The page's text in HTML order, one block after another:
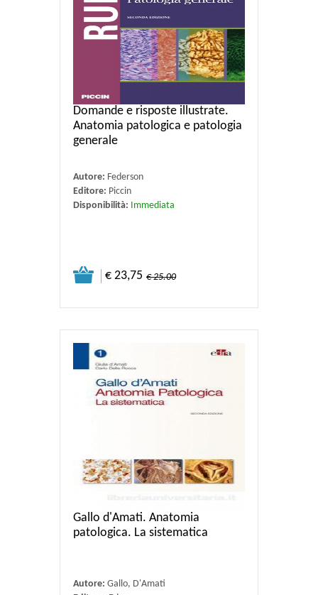
Domande e risposte illustrate.
Anatomia patologica e patologia
generale
Autore: Federson
Editore: Piccin
Disponibilità: Immediata
€ 23,75 € 25.00
Gallo d'Amati. Anatomia
patologica. La sistematica
Autore: Gallo, D'Amati